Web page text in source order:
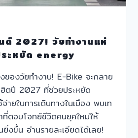
ด์ 2027! วัยทำงานแห่
ะหยัด energy
ของวัยทำงาน! E-Bike จะกลาย
ฮิตปี 2027 ที่ช่วยประหยัด
ายในการเดินทางในเมือง พบเท
ตอบโจทย์ชีวิตคนยุคใหม่ให้
งขึ้น อ่านรายละเอียดได้เลย!